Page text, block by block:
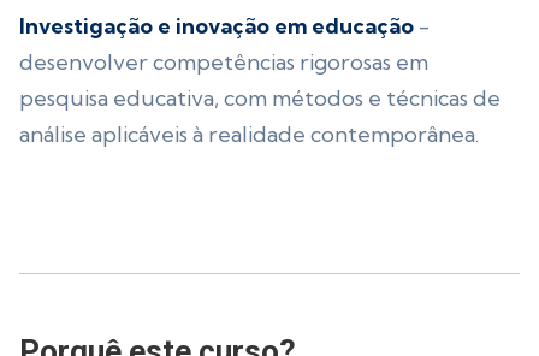
Investigação e inovação em educação -
desenvolver competências rigorosas em
pesquisa educativa, com métodos e técnicas de
análise aplicáveis à realidade contemporânea.